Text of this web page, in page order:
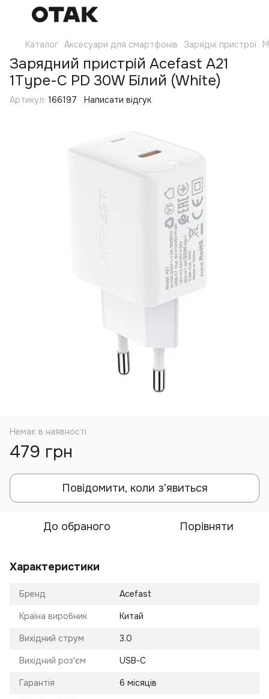
Каталог Аксесуари для смартфонів Зарядні пристрої
Зарядний пристрій Acefast A21
1Type-C PD 30W Білий (White)
Артикул: 166197 Написати відгук
Немає в наявності
479 грн
Повідомити, коли з'явиться
До обраного Порівняти
Характеристики
Бренд Acefast
Країна виробник Китай
Вихідний струм 3.0
Вихідний роз'єм USB-C
Гарантія 6 місяців